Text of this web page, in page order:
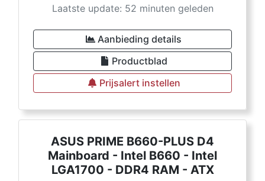
Laatste update: 52 minuten geleden
Aanbieding details
Productblad
Prijsalert instellen
ASUS PRIME B660-PLUS D4
Mainboard - Intel B660 - Intel
LGA1700 - DDR4 RAM - ATX